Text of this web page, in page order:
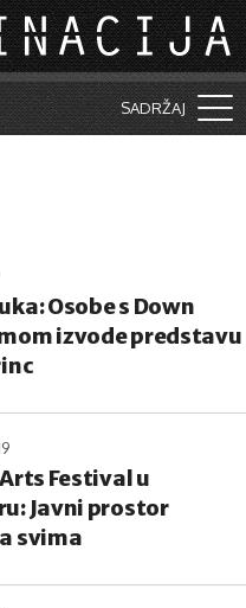
SADRŽAJ
Osobe s Down
izvode predstavu
Festival u
Javni prostor
svima